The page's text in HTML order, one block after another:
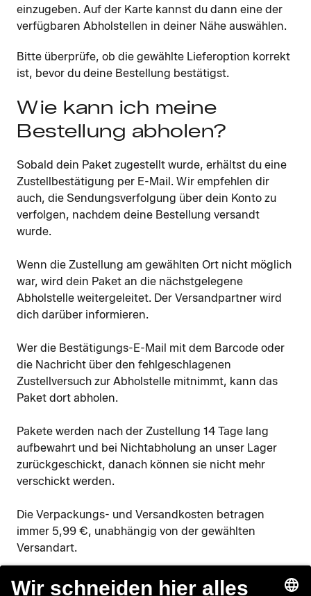
einzugeben. Auf der Karte kannst du dann eine der
verfügbaren Abholstellen in deiner Nähe auswählen.
Bitte überprüfe, ob die gewählte Lieferoption korrekt
ist, bevor du deine Bestellung bestätigst.
Wie kann ich meine
Bestellung abholen?
Sobald dein Paket zugestellt wurde, erhältst du eine
Zustellbestätigung per E-Mail. Wir empfehlen dir
auch, die Sendungsverfolgung über dein Konto zu
verfolgen, nachdem deine Bestellung versandt
wurde.
Wenn die Zustellung am gewählten Ort nicht möglich
war, wird dein Paket an die nächstgelegene
Abholstelle weitergeleitet. Der Versandpartner wird
dich darüber informieren.
Wer die Bestätigungs-E-Mail mit dem Barcode oder
die Nachricht über den fehlgeschlagenen
Zustellversuch zur Abholstelle mitnimmt, kann das
Paket dort abholen.
Pakete werden nach der Zustellung 14 Tage lang
aufbewahrt und bei Nichtabholung an unser Lager
zurückgeschickt, danach können sie nicht mehr
verschickt werden.
Die Verpackungs- und Versandkosten betragen
immer 5,99 €, unabhängig von der gewählten
Versandart.